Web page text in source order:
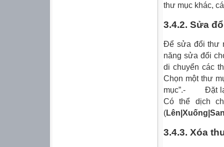
thư mục khác,
3.4.2. Sửa
Để sửa đổi thư
năng sửa đổi
di chuyển các
Chọn một thư
mục”.- Đặt lại
Có thể dịch
(
3.4.3. Xóa